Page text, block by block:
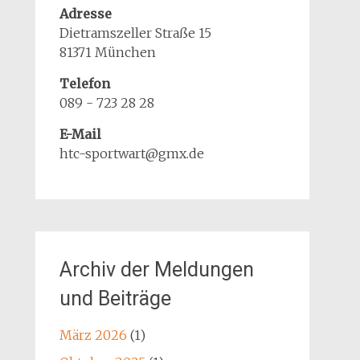
Adresse
Dietramszeller Straße 15
81371 München
Telefon
089 - 723 28 28
E-Mail
htc-sportwart@gmx.de
Archiv der Meldungen
und Beiträge
März 2026 (1)